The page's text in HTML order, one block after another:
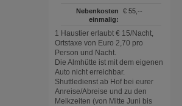
Nebenkosten
einmalig:
€ 55,--
1 Haustier erlaubt € 15/Nacht,
Ortstaxe von Euro 2,70 pro
Person und Nacht.
Die Almhütte ist mit dem eigenen
Auto nicht erreichbar.
Shuttledienst ab Hof bei eurer
Anreise/Abreise und zu den
Melkzeiten (von Mitte Juni bis